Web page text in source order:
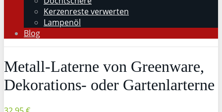
Kerzenreste verwerten
Lampenöl
Blog
Metall-Laterne von Greenware,
Dekorations- oder Gartenlarterne